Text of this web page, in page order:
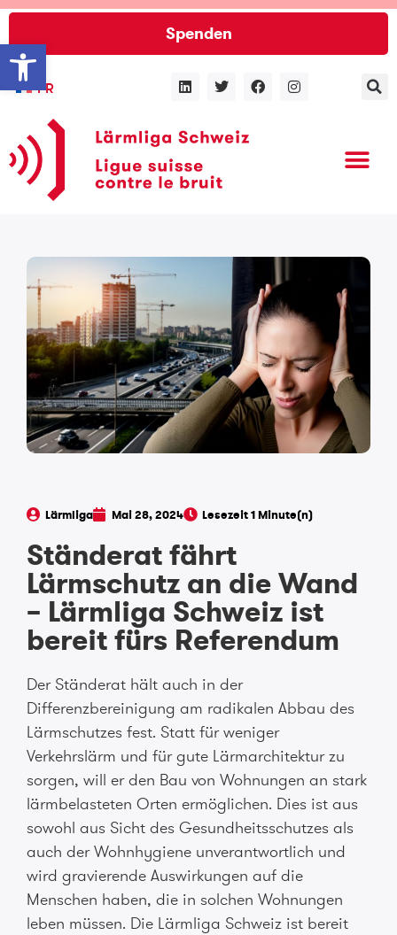
Werkzeugleiste öffnen
FR
Spenden
Lärmliga Mai 28, 2024
Ständerat fährt
Lärmschutz an die Wand
– Lärmliga Schweiz ist
bereit fürs Referendum
Der Ständerat hält auch in der
Differenzbereinigung am radikalen Abbau des
Lärmschutzes fest. Statt für weniger
Verkehrslärm und für gute Lärmarchitektur zu
sorgen, will er den Bau von Wohnungen an stark
lärmbelasteten Orten ermöglichen. Dies ist aus
sowohl aus Sicht des Gesundheitsschutzes als
auch der Wohnhygiene unverantwortlich und
wird gravierende Auswirkungen auf die
Menschen haben, die in solchen Wohnungen
leben müssen. Die Lärmliga Schweiz ist bereit